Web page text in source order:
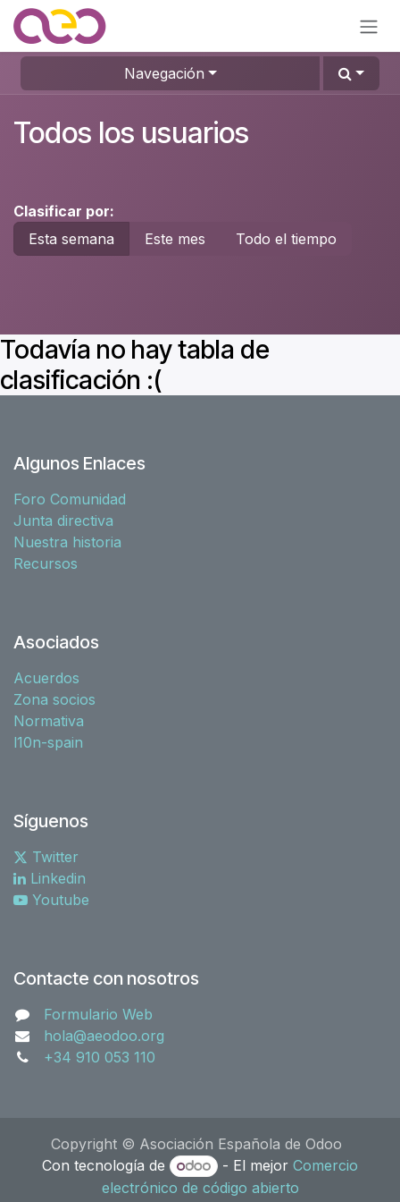
Ir al contenido
Navegación
Todos los usuarios
Clasificar por:
Esta semana
Este mes Todo el tiempo
Todavía no hay tabla de
clasificación :(
Algunos Enlaces
Foro Comunidad
Junta directiva
Nuestra historia
Recursos
Asociados
Acuerdos
Zona socios
Normativa
l10n-spain
Síguenos
Twitter
Linkedin
Youtube
Contacte con nosotros
Formulario Web
hola@aeodoo.org
+34 910 053 110
Copyright © Asociación Española de Odoo
Con tecnología de
- El mejorComercio
electrónico de código abierto